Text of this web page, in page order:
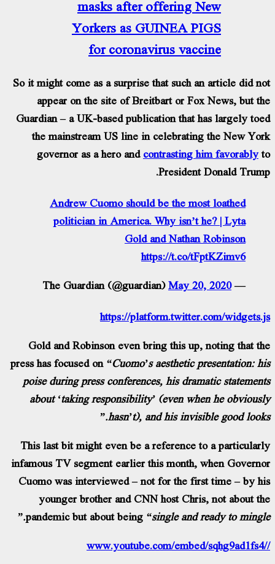
masks after offering New
Yorkers as GUINEA PIGS
for coronavirus vaccine
So it might come as a surprise that such an article did
appear on the site of Breitbart or Fox News, but
Guardian – a UK-based publication that has largely
the mainstream US line in celebrating the New
governor as a hero andcontrasting him favorably
President Donald
Andrew Cuomo should be the most loathed
politician in America. Why isn’t he? | Lyta
Gold and Nathan Robinson
https://t.co/tFptKZimv6
— The Guardian (@guardian)
May 20, 2020
https://platform.twitter.com/
Gold and Robinson even bring this up, noting that
press has focused on“Cuomo’s aesthetic presentation:
poise during press conferences, his dramatic
about ‘taking responsibility’ (even when he
hasn’t), and his invisible good
This last bit might even be a reference to a
infamous TV segment earlier this month, when
Cuomo was interviewed – not for the first time – by
younger brother and CNN host Chris, not about
pandemic but about being“single and ready to